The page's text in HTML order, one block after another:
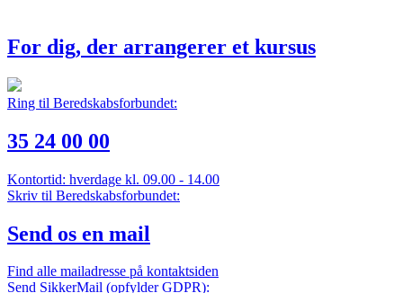
For dig, der arrangerer et kursus
Ring til Beredskabsforbundet:
35 24 00 00
Kontortid: hverdage kl. 09.00 - 14.00
Skriv til Beredskabsforbundet:
Send os en mail
Find alle mailadresse på kontaktsiden
Send SikkerMail (opfylder GDPR):